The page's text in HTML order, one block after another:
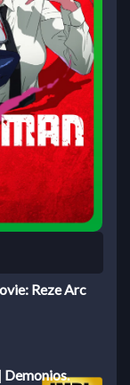
Reze Arc
Demonios.